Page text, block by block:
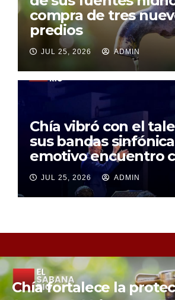
compra de tres
predios
JUL 25, 2026 ADMIN
Chía vibró con el
sus bandas
emotivo encuentro
JUL 25, 2026 ADMIN
Chía fortalece la